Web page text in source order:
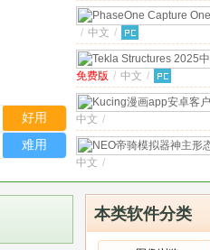
好用
难用
/ 中文 /
免费版 / 中文 /
中文 /
中文 /
中文 /
本类软件分类